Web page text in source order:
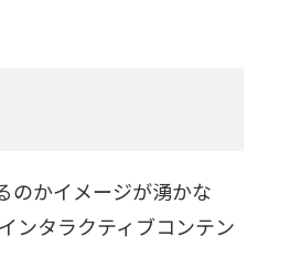
のかイメージが湧かな
ンタラクティブコンテン